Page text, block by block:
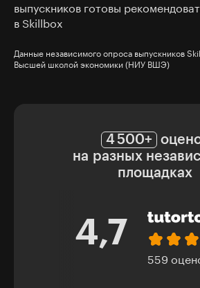
выпускников готовы
в Skillbox
Данные независимого опроса выпускников
Высшей школой экономики (НИУ ВШЭ)
4 500+
на разных
площадках
5,0
321